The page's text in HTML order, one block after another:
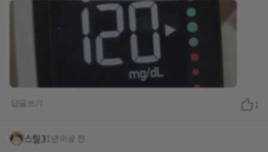
답글쓰기 1
스틸31년 이상 전